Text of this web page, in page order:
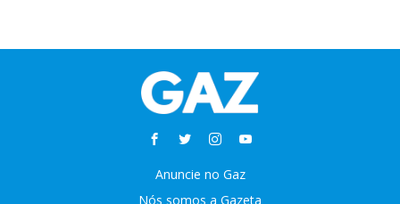
Anuncie no Gaz
Nós somos a Gazeta